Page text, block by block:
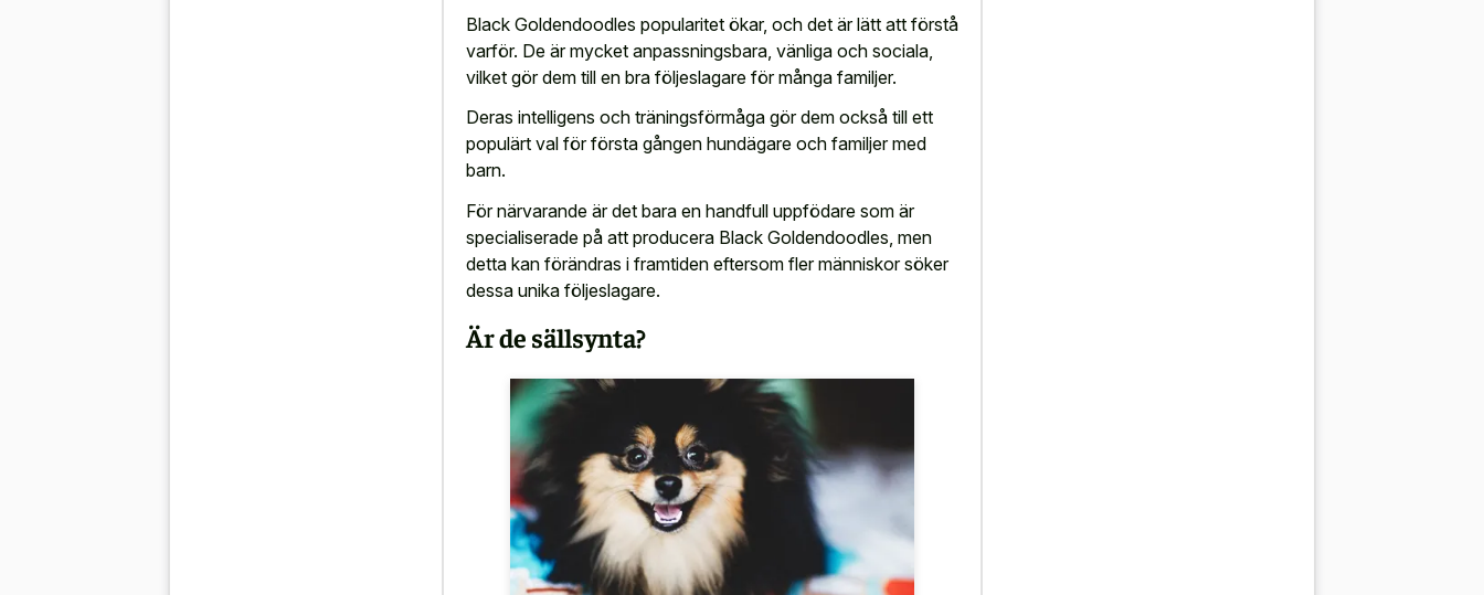
Black Goldendoodles popularitet ökar, och det är lätt att förstå
varför. De är mycket anpassningsbara, vänliga och sociala,
vilket gör dem till en bra följeslagare för många familjer.
Deras intelligens och träningsförmåga gör dem också till ett
populärt val för första gången hundägare och familjer med
barn.
För närvarande är det bara en handfull uppfödare som är
specialiserade på att producera Black Goldendoodles, men
detta kan förändras i framtiden eftersom fler människor söker
dessa unika följeslagare.
Är de sällsynta?